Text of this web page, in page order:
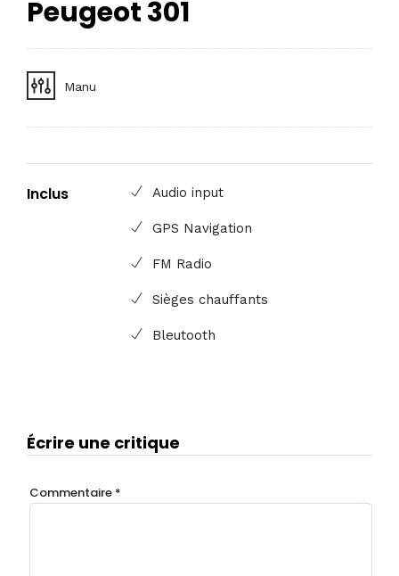
Peugeot 301
Manu
Inclus Audio input
GPS Navigation
FM Radio
Sièges chauffants
Bleutooth
Écrire une critique
Commentaire *